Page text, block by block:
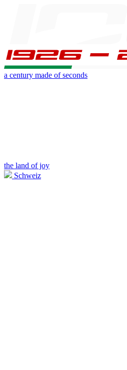
a century made of seconds
the land of joy
Schweiz